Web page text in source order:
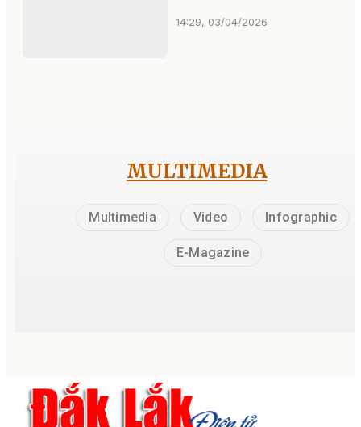
14:29, 03/04/2026
MULTIMEDIA
Multimedia Video Infographic
E-Magazine